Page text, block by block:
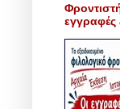
εγγραφές